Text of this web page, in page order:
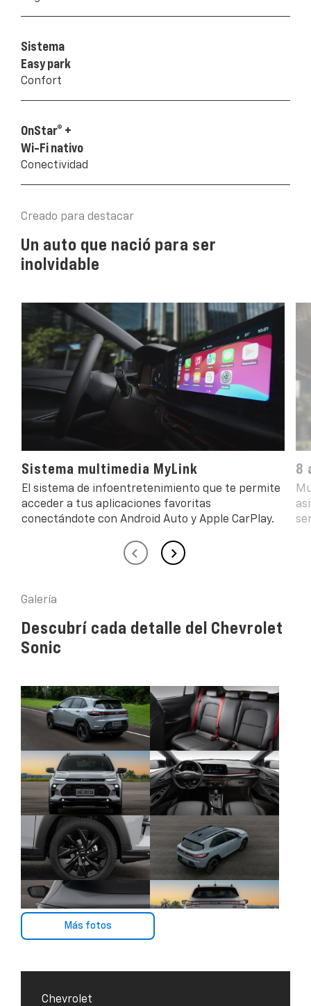
Sistema
Easy park
Confort
OnStar® +
Wi-Fi nativo
Conectividad
Creado para destacar
Un auto que nació para ser
inolvidable
Sistema multimedia MyLink
El sistema de infoentretenimiento que te permite
acceder a tus aplicaciones favoritas
conectándote con Android Auto y Apple CarPlay.
8
Galería
Descubrí cada detalle del Chevrolet
Sonic
Más fotos
Chevrolet